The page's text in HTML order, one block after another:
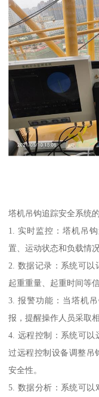
塔机吊钩追踪安全系统
1. 实时监控：塔机吊
置、运动状态和负载情
2. 数据记录：系统可以
起重重量、起重时间等
3. 报警功能：当塔机
报，提醒操作人员采取
4. 远程控制：系统可以
过远程控制设备调整吊
安全性。
5. 数据分析：系统可以